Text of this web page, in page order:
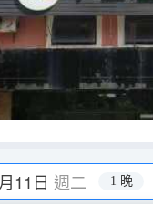
11日 週二 1 晚